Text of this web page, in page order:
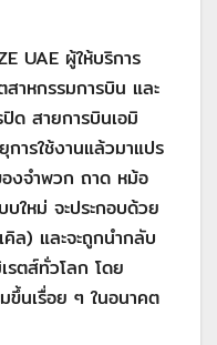
UAE ผู้ให้บริการ
าหกรรมการบิน และ
ด สายการบินเอมิ
ารใช้งานแล้วมาแปร
งจำพวก ถาด หม้อ
บใหม่ จะประกอบด้วย
ล) และจะถูกนำกลับ
รตส์ทั่วโลก โดย
ขึ้นเรื่อย ๆ ในอนาคต